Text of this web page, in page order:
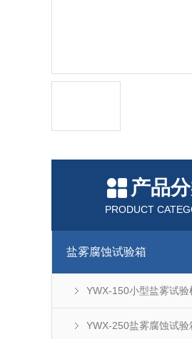
产品
PRODUCT
盐雾腐蚀试验箱
YWX-150小型盐雾试验
YWX-250盐雾腐蚀试验